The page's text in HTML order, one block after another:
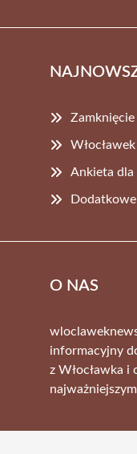
Ankieta dla
Dodatkowe
O NAS
informacyjny
z Włocławka i